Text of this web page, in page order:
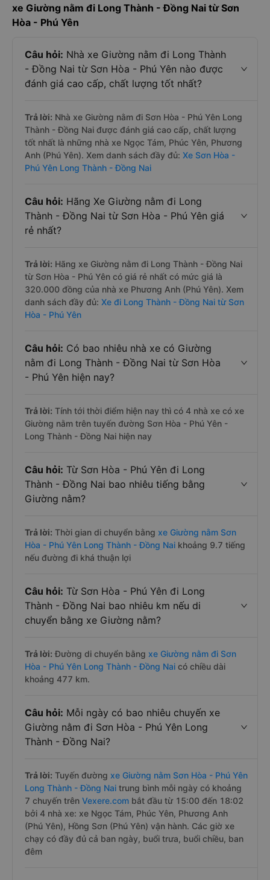
xe Giường nằm đi Long Thành - Đồng Nai từ Sơn
Hòa - Phú Yên
Câu hỏi: Nhà xe Giường nằm đi Long Thành
- Đồng Nai từ Sơn Hòa - Phú Yên nào được
đánh giá cao cấp, chất lượng tốt nhất?
Trả lời: Nhà xe Giường nằm đi Sơn Hòa - Phú Yên Long
Thành - Đồng Nai được đánh giá cao cấp, chất lượng
tốt nhất là những nhà xe Ngọc Tám, Phúc Yên, Phương
Anh (Phú Yên). Xem danh sách đầy đủ: Xe Sơn Hòa -
Phú Yên Long Thành - Đồng Nai
Câu hỏi: Hãng Xe Giường nằm đi Long
Thành - Đồng Nai từ Sơn Hòa - Phú Yên giá
rẻ nhất?
Trả lời: Hãng xe Giường nằm đi Long Thành - Đồng Nai
từ Sơn Hòa - Phú Yên có giá rẻ nhất có mức giá là
320.000 đồng của nhà xe Phương Anh (Phú Yên). Xem
danh sách đầy đủ: Xe đi Long Thành - Đồng Nai từ Sơn
Hòa - Phú Yên
Câu hỏi: Có bao nhiêu nhà xe có Giường
nằm đi Long Thành - Đồng Nai từ Sơn Hòa
- Phú Yên hiện nay?
Trả lời: Tính tới thời điểm hiện nay thì có 4 nhà xe có xe
Giường nằm trên tuyến đường Sơn Hòa - Phú Yên -
Long Thành - Đồng Nai hiện nay
Câu hỏi: Từ Sơn Hòa - Phú Yên đi Long
Thành - Đồng Nai bao nhiêu tiếng bằng
Giường nằm?
Trả lời: Thời gian di chuyển bằng xe Giường nằm Sơn
Hòa - Phú Yên Long Thành - Đồng Nai khoảng 9.7 tiếng
nếu đường đi khá thuận lợi
Câu hỏi: Từ Sơn Hòa - Phú Yên đi Long
Thành - Đồng Nai bao nhiêu km nếu di
chuyển bằng xe Giường nằm?
Trả lời: Đường di chuyển bằng xe Giường nằm đi Sơn
Hòa - Phú Yên Long Thành - Đồng Nai có chiều dài
khoảng 477 km.
Câu hỏi: Mỗi ngày có bao nhiêu chuyến xe
Giường nằm đi Sơn Hòa - Phú Yên Long
Thành - Đồng Nai?
Trả lời: Tuyến đường xe Giường nằm Sơn Hòa - Phú Yên
Long Thành - Đồng Nai trung bình mỗi ngày có khoảng
7 chuyến trên Vexere.com bắt đầu từ 15:00 đến 18:02
bởi 4 nhà xe: xe Ngọc Tám, Phúc Yên, Phương Anh
(Phú Yên), Hồng Sơn (Phú Yên) vận hành. Các giờ xe
chạy có đầy đủ cả ban ngày, buổi trưa, buổi chiều, ban
đêm